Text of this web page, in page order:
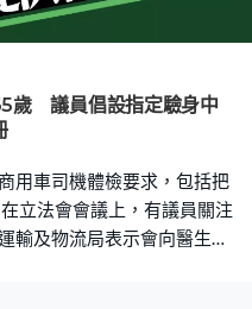
夥交流。霍士新聞報道，通
珀又在加密訊息中表達極端
暗殺目標收受親以色列說客
大批槍械和數千發子彈等。
的羅亞和托馬斯，指兩人討
歲 議員倡設指定驗身中
用車司機體檢要求，包括把
立法會會議上，有議員關注
輸及物流局表示會向醫生提